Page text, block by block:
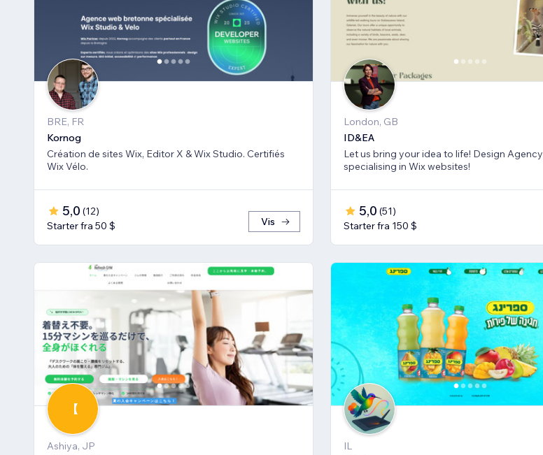
BRE, FR
Kornog
Création de sites Wix, Editor X & Wix Studio. Certifiés
Wix Vélo.
5,0 (12)
Starter fra 50 $
Vis
London, GB
ID&EA
Let us bring your idea to life! Design Agency
specialising in Wix websites!
5,0 (51)
Starter fra 150 $
【
Ashiya, JP
IL